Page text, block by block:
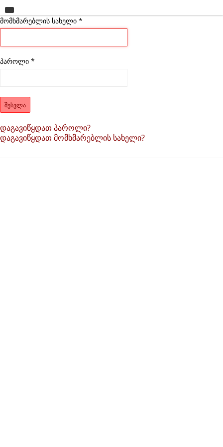
მთავარი
საგანმანათლებლო ერთეულები
კვლევა
კონტაქტი
მომხმარებლის სახელი *
პაროლი *
ᲨᲔᲡᲕᲚᲐ
დაგავიწყდათ პაროლი?
დაგავიწყდათ მომხმარებლის სახელი?